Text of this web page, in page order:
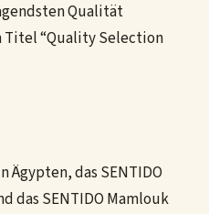
Qualität
“Quality Selection
Ägypten, das SENTIDO
das SENTIDO Mamlouk